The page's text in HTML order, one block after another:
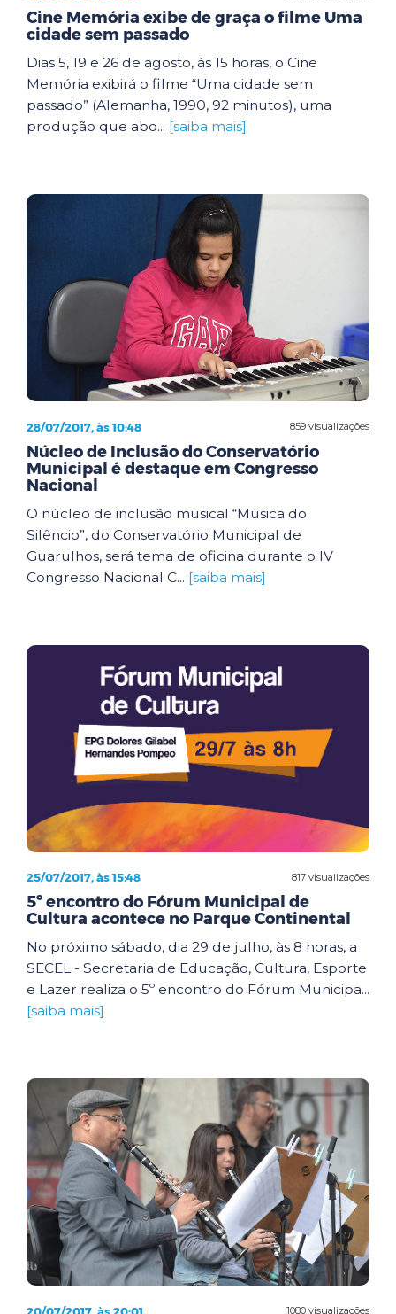
Cine Memória exibe de graça o filme Uma
cidade sem passado
Dias 5, 19 e 26 de agosto, às 15 horas, o Cine
Memória exibirá o filme “Uma cidade sem
passado” (Alemanha, 1990, 92 minutos), uma
produção que abo... [saiba mais]
859 visualizações
28/07/2017, às 10:48
Núcleo de Inclusão do Conservatório
Municipal é destaque em Congresso
Nacional
O núcleo de inclusão musical “Música do
Silêncio”, do Conservatório Municipal de
Guarulhos, será tema de oficina durante o IV
Congresso Nacional C... [saiba mais]
817 visualizações
25/07/2017, às 15:48
5º encontro do Fórum Municipal de
Cultura acontece no Parque Continental
No próximo sábado, dia 29 de julho, às 8 horas, a
SECEL - Secretaria de Educação, Cultura, Esporte
e Lazer realiza o 5º encontro do Fórum Municipa...
[saiba mais]
1080 visualizações
20/07/2017, às 20:01